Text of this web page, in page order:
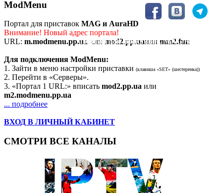
Портал для приставок MAG/AuraHD
ModMenu
Портал для приставок MAG и AuraHD
Внимание! Новый адрес портала!
URL: m.modmenu.pp.ua или mod2.pp.uaили mm2.fun
Для подключения ModMenu:
1. Зайти в меню настройки приставки (клавиша «SET» (шестеренка))
2. Перейти в «Серверы».
3. «Портал 1 URL:» вписать mod2.pp.ua или
m2.modmenu.pp.ua
... подробнее
ВХОД В ЛИЧНЫЙ КАБИНЕТ
СМОТРИ ВСЕ КАНАЛЫ